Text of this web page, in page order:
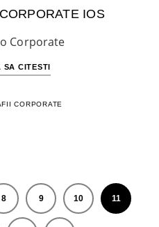
IOS
Corporate
SA CITESTI
CORPORATE
8 9 10 11